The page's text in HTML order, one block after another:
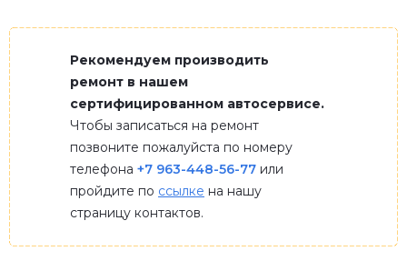
Рекомендуем производить
ремонт в нашем
сертифицированном автосервисе.
Чтобы записаться на ремонт
позвоните пожалуйста по номеру
телефона +7 963-448-56-77 или
пройдите по ссылке на нашу
страницу контактов.